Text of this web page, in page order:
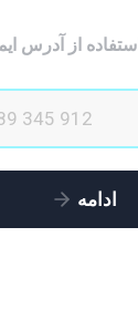
استفاده از آدرس
ادامه